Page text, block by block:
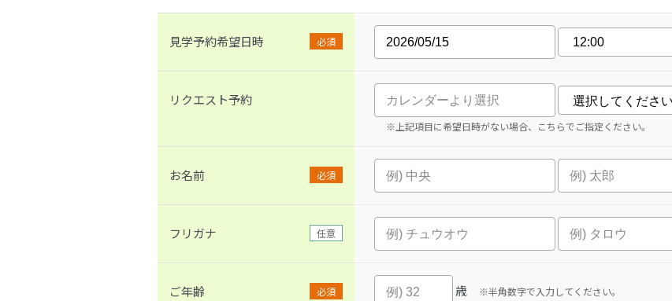
見学予約希望日時 必須
リクエスト予約
※上記項目に希望日時がない場合、こちらでご指定ください。
お名前 必須
フリガナ 任意
ご年齢 必須 歳 ※半角数字で入力してください。